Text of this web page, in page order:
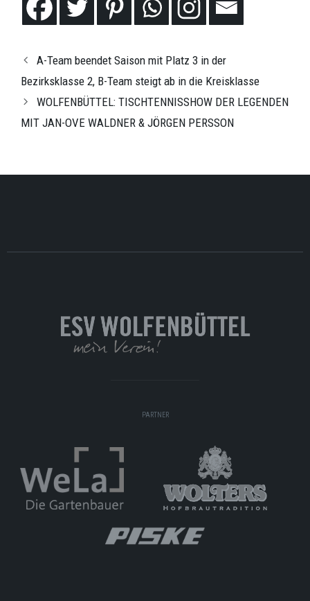
A-Team beendet Saison mit Platz 3 in der
Bezirksklasse 2, B-Team steigt ab in die Kreisklasse
WOLFENBÜTTEL: TISCHTENNISSHOW DER LEGENDEN
MIT JAN-OVE WALDNER & JÖRGEN PERSSON
PARTNER